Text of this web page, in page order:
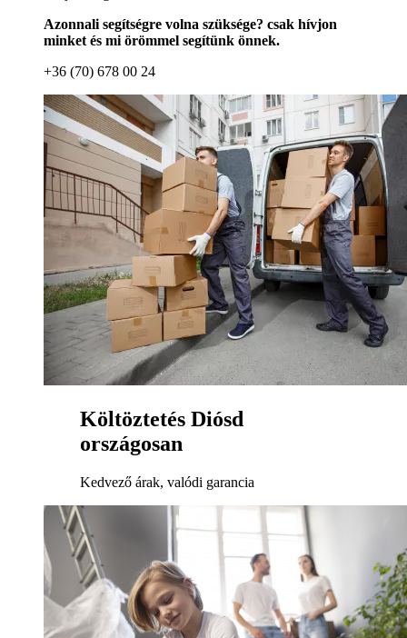
Azonnali segítségre volna szüksége? csak hívjon
minket és mi örömmel segítünk önnek.
+36 (70) 678 00 24
Költöztetés Diósd
országosan
Kedvező árak, valódi garancia